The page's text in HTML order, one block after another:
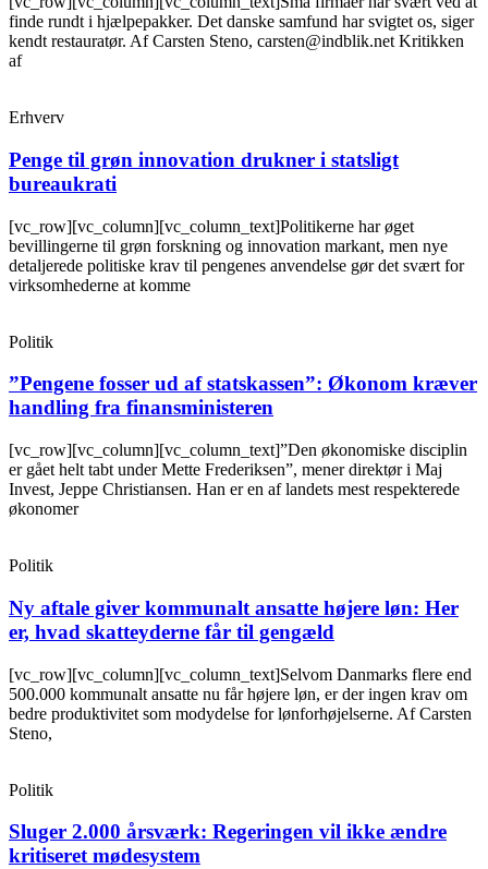
finde rundt i hjælpepakker. Det danske samfund har svigtet os, siger
kendt restauratør. Af Carsten Steno, carsten@indblik.net Kritikken
af
Erhverv
Penge til grøn innovation drukner i statsligt
bureaukrati
[vc_row][vc_column][vc_column_text]Politikerne har øget
bevillingerne til grøn forskning og innovation markant, men nye
detaljerede politiske krav til pengenes anvendelse gør det svært for
virksomhederne at komme
Politik
”Pengene fosser ud af statskassen”: Økonom kræver
handling fra finansministeren
[vc_row][vc_column][vc_column_text]”Den økonomiske disciplin
er gået helt tabt under Mette Frederiksen”, mener direktør i Maj
Invest, Jeppe Christiansen. Han er en af landets mest respekterede
økonomer
Politik
Ny aftale giver kommunalt ansatte højere løn: Her
er, hvad skatteyderne får til gengæld
[vc_row][vc_column][vc_column_text]Selvom Danmarks flere end
500.000 kommunalt ansatte nu får højere løn, er der ingen krav om
bedre produktivitet som modydelse for lønforhøjelserne. Af Carsten
Steno,
Politik
Sluger 2.000 årsværk: Regeringen vil ikke ændre
kritiseret mødesystem